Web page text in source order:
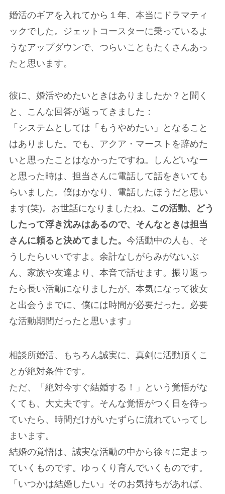
婚活のギアを入れてから１年、本当にドラマティ
ックでした。ジェットコースターに乗っているよ
うなアップダウンで、つらいこともたくさんあっ
たと思います。
彼に、婚活やめたいときはありましたか？と聞く
と、こんな回答が返ってきました：
「システムとしては「もうやめたい」となること
はありました。でも、アクア・マーストを辞めた
いと思ったことはなかったですね。しんどいなー
と思った時は、担当さんに電話して話をきいても
らいました。僕はかなり、電話したほうだと思い
ます(笑)。お世話になりましたね。
この活動、どう
したって浮き沈みはあるので、そんなときは担当
さんに頼ると決めてました。 今活動中の人も、そ
うしたらいいですよ。余計なしがらみがないぶ
ん、家族や友達より、本音で話せます。振り返っ
たら長い活動になりましたが、本気になって彼女
と出会うまでに、僕には時間が必要だった。必要
な活動期間だったと思います」
相談所婚活、もちろん誠実に、真剣に活動頂くこ
とが絶対条件です。
ただ、「絶対今すぐ結婚する！」という覚悟がな
くても、大丈夫です。そんな覚悟がつく日を待っ
ていたら、時間だけがいたずらに流れていってし
まいます。
結婚の覚悟は、誠実な活動の中から徐々に定まっ
ていくものです。ゆっくり育んでいくものです。
「いつかは結婚したい」そのお気持ちがあれば、